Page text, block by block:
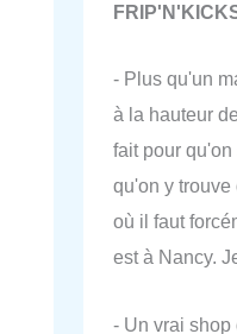
- Plus qu'un
à la hauteur
fait pour
qu'on y
où il faut
est à Nancy.
- Un vrai